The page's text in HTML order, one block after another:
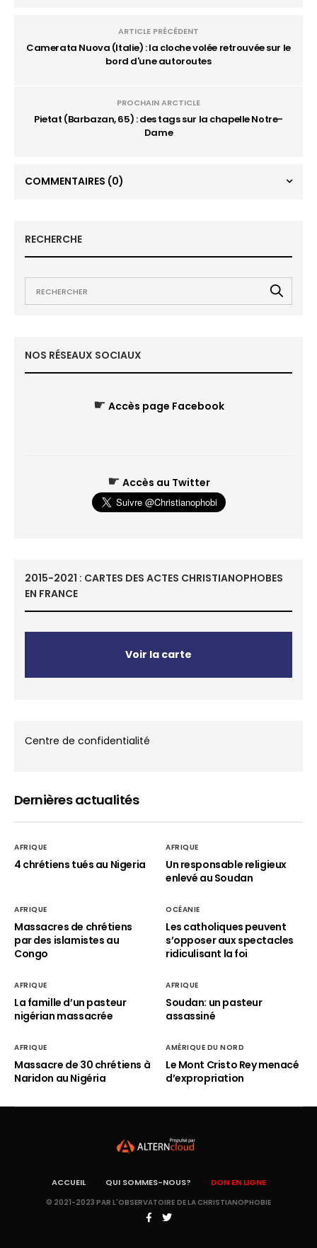
ARTICLE PRÉCÉDENT
Camerata Nuova (Italie) : la cloche volée retrouvée sur le
bord d'une autoroutes
PROCHAIN ARCTICLE
Pietat (Barbazan, 65) : des tags sur la chapelle Notre-
Dame
COMMENTAIRES (0)
RECHERCHE
NOS RÉSEAUX SOCIAUX
☛ Accès page Facebook
☛ Accès au Twitter
2015-2021 : CARTES DES ACTES CHRISTIANOPHOBES
EN FRANCE
Voir la carte
Centre de confidentialité
Dernières actualités
AFRIQUE
4 chrétiens tués au Nigeria
AFRIQUE
Un responsable religieux
enlevé au Soudan
AFRIQUE
Massacres de chrétiens
par des islamistes au
Congo
OCÉANIE
Les catholiques peuvent
s’opposer aux spectacles
ridiculisant la foi
AFRIQUE
La famille d’un pasteur
nigérian massacrée
AFRIQUE
Soudan: un pasteur
assassiné
AFRIQUE
Massacre de 30 chrétiens à
Naridon au Nigéria
AMÉRIQUE DU NORD
Le Mont Cristo Rey menacé
d’expropriation
ACCUEIL QUI SOMMES-NOUS? DON EN LIGNE
© 2021-2023 PAR L'OBSERVATOIRE DE LA CHRISTIANOPHOBIE